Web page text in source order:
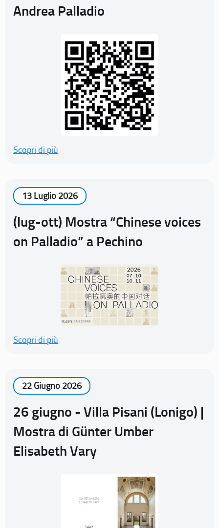
Andrea Palladio
Scopri di più
13 Luglio 2026
(lug-ott) Mostra “Chinese voices
on Palladio” a Pechino
Scopri di più
22 Giugno 2026
26 giugno - Villa Pisani (Lonigo) |
Mostra di Günter Umber
Elisabeth Vary